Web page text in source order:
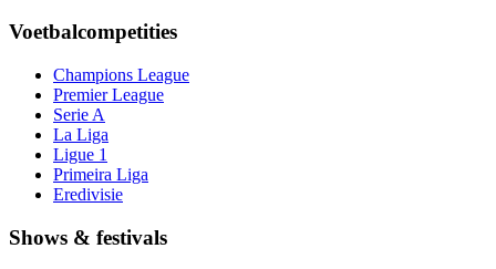
Voetbalcompetities
Champions League
Premier League
Serie A
La Liga
Ligue 1
Primeira Liga
Eredivisie
Shows & festivals